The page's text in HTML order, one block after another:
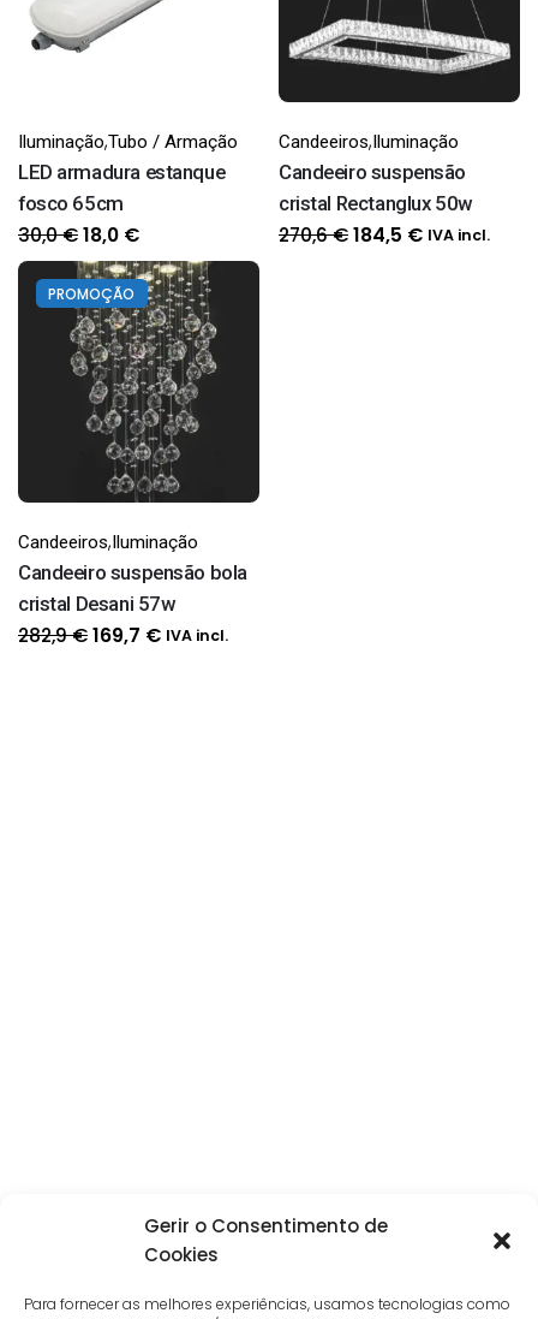
Gerir o Consentimento de
Cookies
Para fornecer as melhores experiências, usamos tecnologias como
Iluminação,Tubo / Armação
LED armadura estanque
fosco 65cm
30,0€O
preço
original
era:
30,0 €.
18,0 €O
preço
atual
é:
18,0 €.
Candeeiros, Iluminação
Candeeiro suspensão
cristal Rectanglux 50w
270,6€O
184,5 €OIVA incl.
PROMOÇÃO
Candeeiros, Iluminação
Candeeiro suspensão bola
cristal Desani 57w
282,9€O
169,7 €OIVA incl.